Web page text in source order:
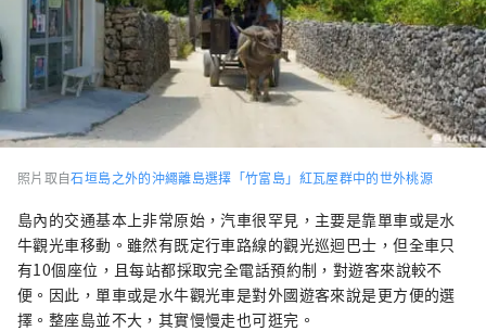
照片取自石垣島之外的沖繩離島選擇「竹富島」紅瓦屋群中的世外桃源
島內的交通基本上非常原始，汽車很罕見，主要是靠單車或是水
牛觀光車移動。雖然有既定行車路線的觀光巡迴巴士，但全車只
有10個座位，且每站都採取完全電話預約制，對遊客來說較不
便。因此，單車或是水牛觀光車是對外國遊客來說是更方便的選
擇。整座島並不大，其實慢慢走也可逛完。